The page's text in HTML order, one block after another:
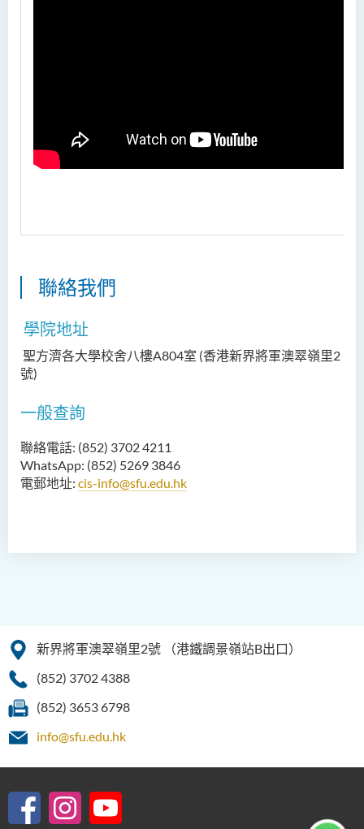
聯絡我們
學院地址
聖方濟各大學校舍八樓A804室 (香港新界將軍澳翠嶺里2
號)
一般查詢
聯絡電話: (852) 3702 4211
WhatsApp: (852) 5269 3846
電郵地址: cis-info@sfu.edu.hk
新界將軍澳翠嶺里2號
（港鐵調景嶺站B出口）
(852) 3702 4388
(852) 3653 6798
info@sfu.edu.hk